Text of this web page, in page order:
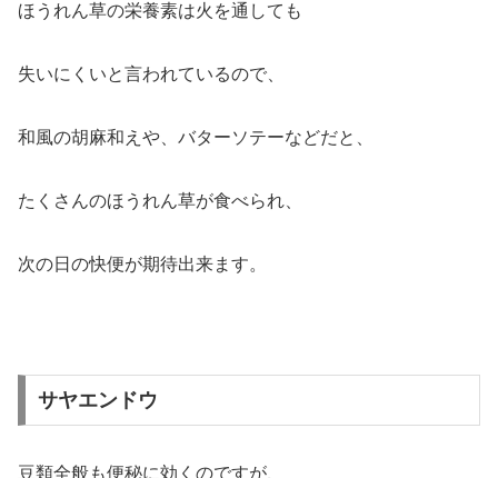
ほうれん草の栄養素は火を通しても
失いにくいと言われているので、
和風の胡麻和えや、バターソテーなどだと、
たくさんのほうれん草が食べられ、
次の日の快便が期待出来ます。
サヤエンドウ
豆類全般も便秘に効くのですが、